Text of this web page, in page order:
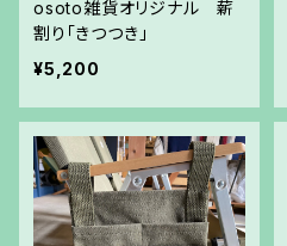
osoto雑貨オリジナル 薪
割り「きつつき」
¥5,200